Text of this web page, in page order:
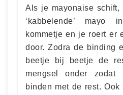
Als je mayonaise
‘kabbelende’ mayo
kommetje en je roert er
door. Zodra de binding
beetje bij beetje de
mengsel onder zodat
binden met de rest.